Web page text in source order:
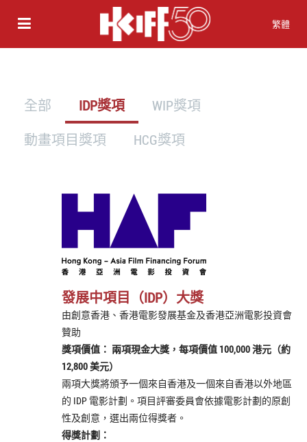
繁體
全部 IDP獎項
WIP獎項
動畫項目獎項
HCG獎項
發展中項目（IDP）大獎
由創意香港、香港電影發展基金及香港亞洲電影投資會
贊助
獎項價值： 兩項現金大獎，每項價值 100,000 港元（約
12,800 美元）
兩項大獎將頒予一個來自香港及一個來自香港以外地區
的 IDP 電影計劃。項目評審委員會依據電影計劃的原創
性及創意，選出兩位得獎者。
得獎計劃：